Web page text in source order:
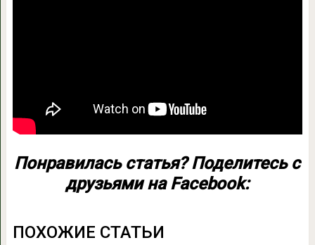
Понравилась статья? Поделитесь с
друзьями на Facebook:
ПОХОЖИЕ СТАТЬИ